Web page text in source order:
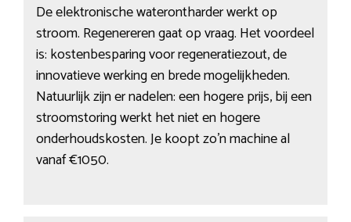
De elektronische waterontharder werkt op
stroom. Regenereren gaat op vraag. Het voordeel
is: kostenbesparing voor regeneratiezout, de
innovatieve werking en brede mogelijkheden.
Natuurlijk zijn er nadelen: een hogere prijs, bij een
stroomstoring werkt het niet en hogere
onderhoudskosten. Je koopt zo’n machine al
vanaf €1050.